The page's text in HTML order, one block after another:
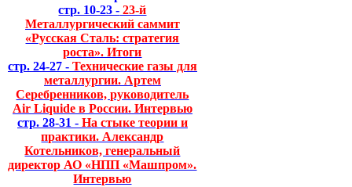
стр. 10-23 - 23-й
Металлургический саммит
«Русская Сталь: стратегия
роста». Итоги
стр. 24-27 - Технические газы для
металлургии. Артем
Серебренников, руководитель
Air Liquide в России. Интервью
стр. 28-31 - На стыке теории и
практики. Александр
Котельников, генеральный
директор АО «НПП «Машпром».
Интервью